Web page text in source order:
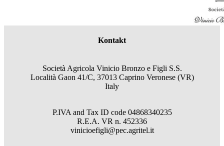
Kontakt
Società Agricola Vinicio Bronzo e Figli S.S.
Località Gaon 41/C, 37013 Caprino Veronese (VR)
Italy
P.IVA and Tax ID code 04868340235
R.E.A. VR n. 452336
vinicioefigli@pec.agritel.it